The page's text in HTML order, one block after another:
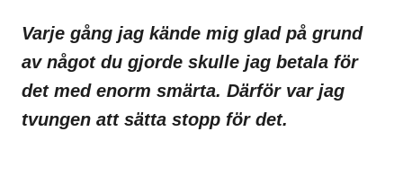
Varje gång jag kände mig glad på grund
av något du gjorde skulle jag betala för
det med enorm smärta. Därför var jag
tvungen att sätta stopp för det.